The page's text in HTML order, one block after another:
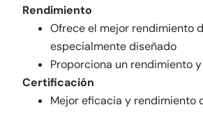
Rendimiento
Ofrece el mejor rendimiento
especialmente diseñado
Proporciona un rendimiento
Certificación
Mejor eficacia y rendimiento